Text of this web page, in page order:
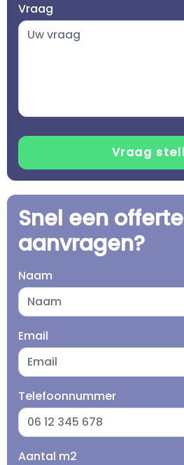
Vraag
Snel een offerte
aanvragen?
Naam
Email
Telefoonnummer
Aantal m2